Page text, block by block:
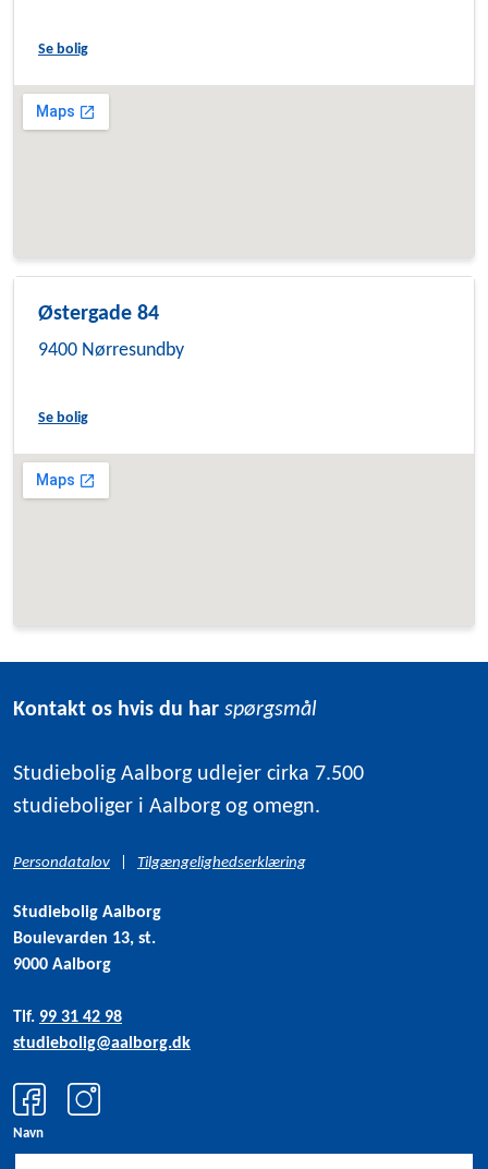
Se bolig
Østergade 84
9400 Nørresundby
Se bolig
Kontakt os hvis du har spørgsmål
Studiebolig Aalborg udlejer cirka 7.500
studieboliger i Aalborg og omegn.
Persondatalov Tilgængelighedserklæring
Studiebolig Aalborg
Boulevarden 13, st.
9000 Aalborg
Tlf. 99 31 42 98
studiebolig@aalborg.dk
Navn